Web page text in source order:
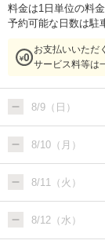
料金は1日単位の料金
予約可能な日数は駐
お支払いいただ
サービス料等は
8/9（日）
8/10（月）
8/11（火）
8/12（水）